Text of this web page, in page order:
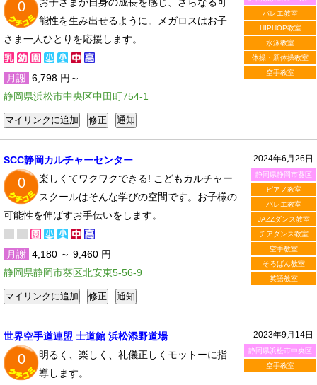
バレエ教室
HIPHOP教室
水泳教室
体操・新体操教室
空手教室
0
能性を生み出せるように。メガロスはお子
さま一人ひとりを応援します。
月謝 6,798 円～
静岡県浜松市中央区中田町754-1
2024年6月26日
静岡県静岡市葵区
ピアノ教室
バレエ教室
JAZZダンス教室
チアダンス教室
空手教室
そろばん教室
英語教室
SCC静岡カルチャーセンター
0
楽しくてワクワクできる! こどもカルチャー
スクールはそんな学びの空間です。お子様の
可能性を伸ばすお手伝いをします。
月謝 4,180 ～ 9,460 円
静岡県静岡市葵区北安東5-56-9
2023年9月14日
静岡県浜松市中央区
空手教室
世界空手道連盟 士道館 浜松添野道場
0
明るく、楽しく、礼儀正しくモットーに指
導します。